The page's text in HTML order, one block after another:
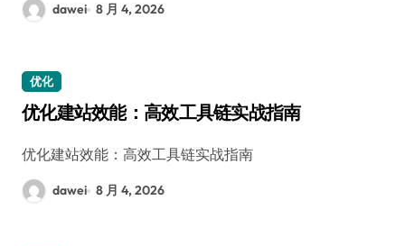
dawei 8 月 4, 2026
优化
优化建站效能：高效工具链实战指南
优化建站效能：高效工具链实战指南
dawei 8 月 4, 2026